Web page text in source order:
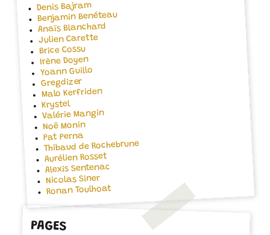
Denis Bajram
Benjamin Benéteau
Anaïs Blanchard
Julien Carette
Brice Cossu
Irène Doyen
Yoann Guillo
Gregdizer
Malo Kerfriden
Krystel
Valérie Mangin
Noë Monin
Pat Perna
Thibaud de Rochebrune
Aurélien Rosset
Alexis Sentenac
Nicolas Siner
Ronan Toulhoat
PAGES